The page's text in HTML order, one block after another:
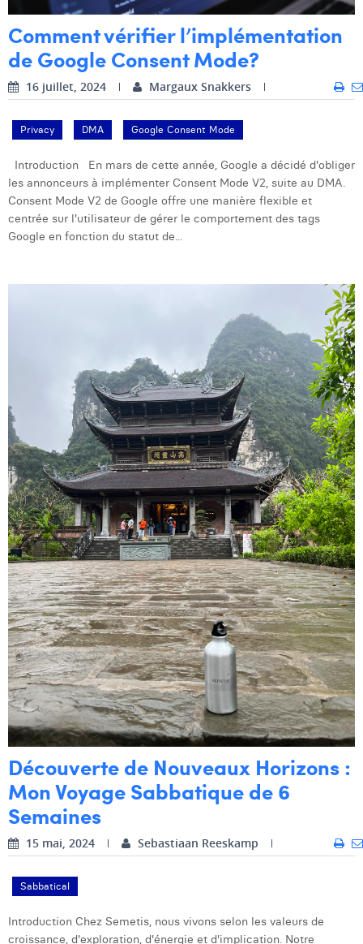
Comment vérifier l’implémentation
de Google Consent Mode?
16 juillet, 2024 Margaux Snakkers
Privacy DMA Google Consent Mode
Introduction En mars de cette année, Google a décidé d'obliger
les annonceurs à implémenter Consent Mode V2, suite au DMA.
Consent Mode V2 de Google offre une manière flexible et
centrée sur l'utilisateur de gérer le comportement des tags
Google en fonction du statut de...
Découverte de Nouveaux Horizons :
Mon Voyage Sabbatique de 6
Semaines
15 mai, 2024 Sebastiaan Reeskamp
Sabbatical
Introduction Chez Semetis, nous vivons selon les valeurs de
croissance, d'exploration, d'énergie et d'implication. Notre